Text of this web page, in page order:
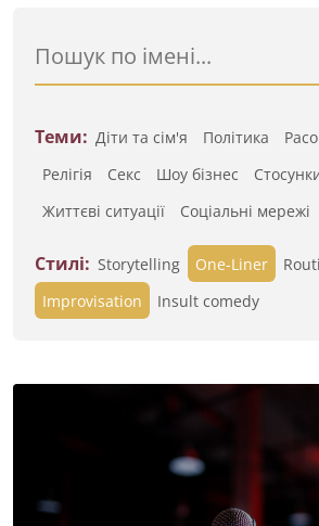
Теми: Діти та сім'я Політика
Релігія
Секс Шоу бізнес
Життєві ситуації
Cоціальні мережі
Стилі: Storytelling One-Liner
Improvisation
Insult comedy